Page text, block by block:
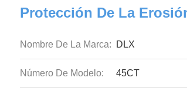
Protección De La
Nombre De La Marca: DLX
Número De Modelo: 45CT